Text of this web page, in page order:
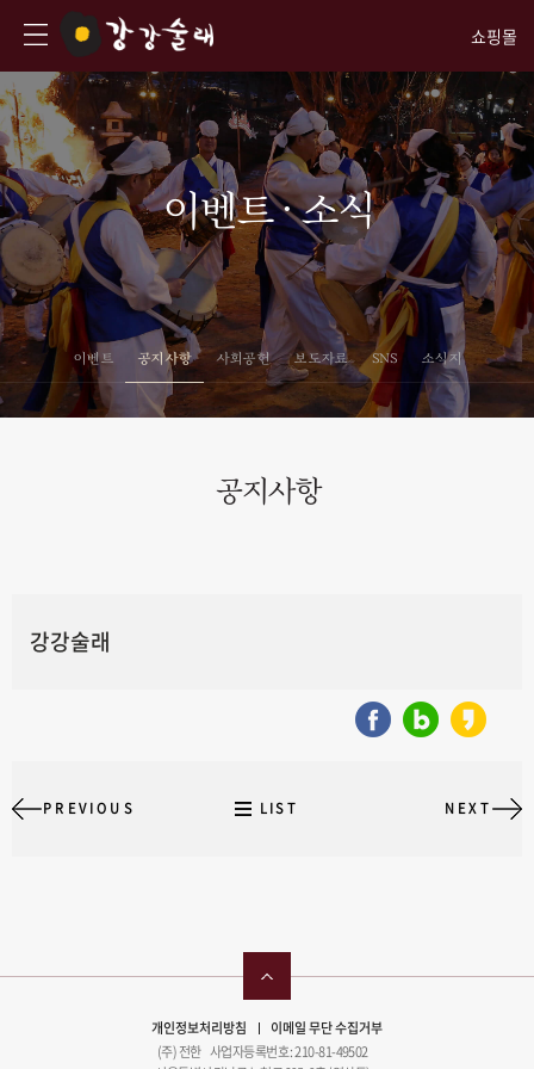
쇼핑몰
이벤트 · 소식
이벤트 공지사항 사회공헌 보도자료 SNS 소식지
공지사항
강강술래
PREVIOUS LIST NEXT
개인정보처리방침
이메일 무단 수집거부
(주) 전한 사업자등록번호 : 210-81-49502